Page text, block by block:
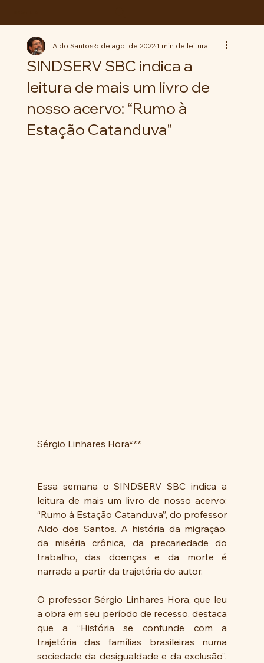
SINDSERV SBC indica a
leitura de mais um livro de
nosso acervo: “Rumo à
Estação Catanduva"
Aldo Santos5 de ago. de 20221 min de leitura
Sérgio Linhares Hora***
Essa semana o SINDSERV SBC indica a
leitura de mais um livro de nosso acervo:
“Rumo à Estação Catanduva”, do professor
Aldo dos Santos. A história da migração,
da miséria crônica, da precariedade do
trabalho, das doenças e da morte é
narrada a partir da trajetória do autor.
O professor Sérgio Linhares Hora, que leu
a obra em seu período de recesso, destaca
que a “História se confunde com a
trajetória das famílias brasileiras numa
sociedade da desigualdade e da exclusão”.